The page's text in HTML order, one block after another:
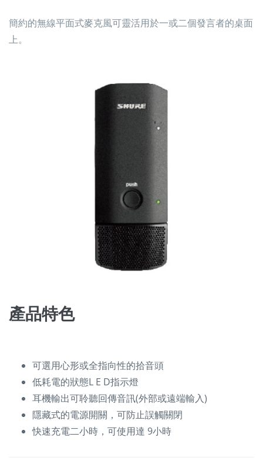
簡約的無線平面式麥克風可靈活用於一或二個發言者的桌面
上。
產品特色
可選用心形或全指向性的拾音頭
低耗電的狀態L E D指示燈
耳機輸出可聆聽回傳音訊(外部或遠端輸入)
隱藏式的電源開關，可防止誤觸關閉
快速充電二小時，可使用達 9小時